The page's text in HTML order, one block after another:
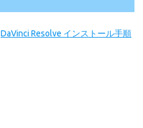
DaVinci Resolve インストール手順